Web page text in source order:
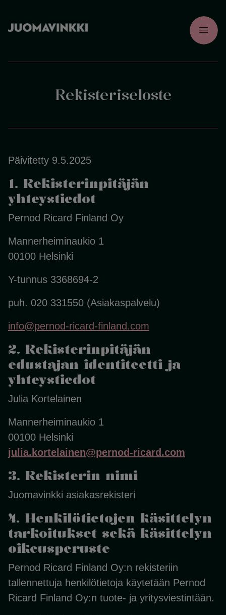
menu
Rekisteriseloste
Päivitetty 9.5.2025
1. Rekisterinpitäjän
yhteystiedot
Pernod Ricard Finland Oy
Mannerheiminaukio 1
00100 Helsinki
Y-tunnus 3368694-2
puh. 020 331550 (Asiakaspalvelu)
info@pernod-ricard-finland.com
2. Rekisterinpitäjän
edustajan identiteetti ja
yhteystiedot
Julia Kortelainen
Mannerheiminaukio 1
00100 Helsinki
julia.kortelainen@pernod-ricard.com
3. Rekisterin nimi
Juomavinkki asiakasrekisteri
4. Henkilötietojen käsittelyn
tarkoitukset sekä käsittelyn
oikeusperuste
Pernod Ricard Finland Oy:n rekisteriin
tallennettuja henkilötietoja käytetään Pernod
Ricard Finland Oy:n tuote- ja yritysviestintään.